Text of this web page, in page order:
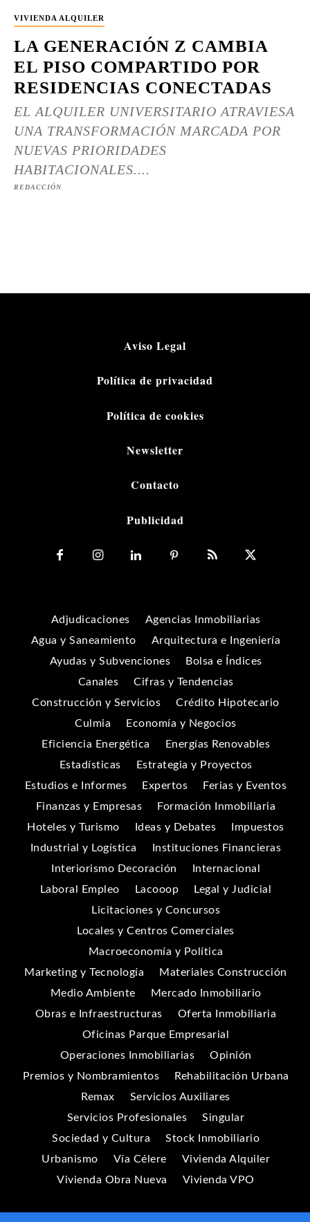
VIVIENDA ALQUILER
LA GENERACIÓN Z CAMBIA
EL PISO COMPARTIDO POR
RESIDENCIAS CONECTADAS
EL ALQUILER UNIVERSITARIO ATRAVIESA
UNA TRANSFORMACIÓN MARCADA POR
NUEVAS PRIORIDADES
HABITACIONALES....
REDACCIÓN
Aviso Legal
Política de privacidad
Política de cookies
Newsletter
Contacto
Publicidad
Adjudicaciones
Agencias Inmobiliarias
Agua y Saneamiento
Arquitectura e Ingeniería
Ayudas y Subvenciones
Bolsa e Índices
Canales
Cifras y Tendencias
Construcción y Servicios
Crédito Hipotecario
Culmia
Economía y Negocios
Eficiencia Energética
Energías Renovables
Estadísticas
Estrategia y Proyectos
Estudios e Informes
Expertos
Ferias y Eventos
Finanzas y Empresas
Formación Inmobiliaria
Hoteles y Turismo
Ideas y Debates
Impuestos
Industrial y Logística
Instituciones Financieras
Interiorismo Decoración
Internacional
Laboral Empleo
Lacooop
Legal y Judicial
Licitaciones y Concursos
Locales y Centros Comerciales
Macroeconomía y Política
Marketing y Tecnología
Materiales Construcción
Medio Ambiente
Mercado Inmobiliario
Obras e Infraestructuras
Oferta Inmobiliaria
Oficinas Parque Empresarial
Operaciones Inmobiliarias
Opinión
Premios y Nombramientos
Rehabilitación Urbana
Remax
Servicios Auxiliares
Servicios Profesionales
Singular
Sociedad y Cultura
Stock Inmobiliario
Urbanismo
Vía Célere
Vivienda Alquiler
Vivienda Obra Nueva
Vivienda VPO